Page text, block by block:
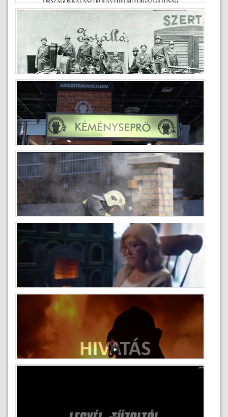
Köszöntő a Tűzoltónap alkalmából
2020-05-04
150 éves a tűzoltóság
2020-02-04
Construma 2017
2019-09-11
Mit tegyek kéménytűz esetén
2019-02-14
Kéményseprés kampányfilm
2019-02-11